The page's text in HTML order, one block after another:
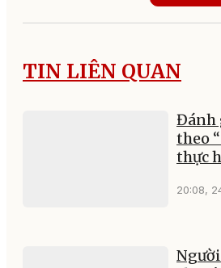
TIN LIÊN QUAN
Đánh
theo
thực
20:08,